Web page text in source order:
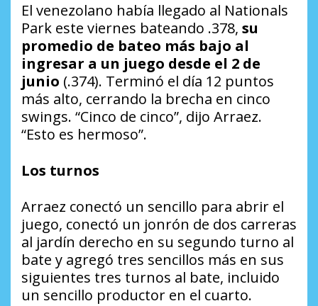
El venezolano había llegado al Nationals
Park este viernes bateando .378, su
promedio de bateo más bajo al
ingresar a un juego desde el 2 de
junio (.374). Terminó el día 12 puntos
más alto, cerrando la brecha en cinco
swings. “Cinco de cinco”, dijo Arraez.
“Esto es hermoso”.
Los turnos
Arraez conectó un sencillo para abrir el
juego, conectó un jonrón de dos carreras
al jardín derecho en su segundo turno al
bate y agregó tres sencillos más en sus
siguientes tres turnos al bate, incluido
un sencillo productor en el cuarto.